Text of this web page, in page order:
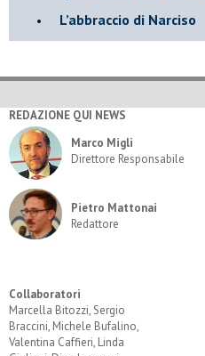
L’abbraccio di Narciso
REDAZIONE QUI NEWS
Marco Migli
Direttore Responsabile
Pietro Mattonai
Redattore
Collaboratori
Marcella Bitozzi, Sergio
Braccini, Michele Bufalino,
Valentina Caffieri, Linda